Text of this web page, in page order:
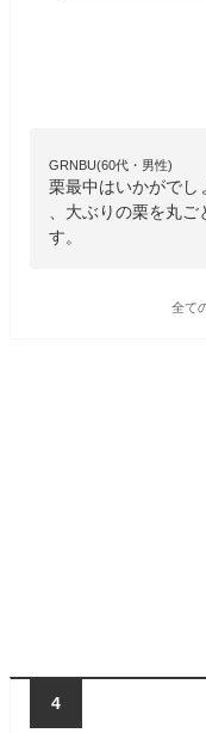
GRNBU(60代・男性)
栗最中はいかがでし
、大ぶりの栗を丸
す。
全て
4